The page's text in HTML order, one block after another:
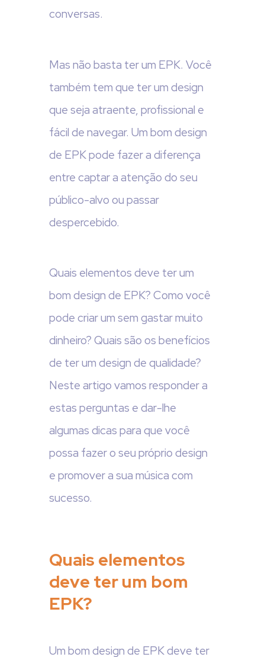
conversas.
Mas não basta ter um EPK. Você
também tem que ter um design
que seja atraente, profissional e
fácil de navegar. Um bom design
de EPK pode fazer a diferença
entre captar a atenção do seu
público-alvo ou passar
despercebido.
Quais elementos deve ter um
bom design de EPK? Como você
pode criar um sem gastar muito
dinheiro? Quais são os benefícios
de ter um design de qualidade?
Neste artigo vamos responder a
estas perguntas e dar-lhe
algumas dicas para que você
possa fazer o seu próprio design
e promover a sua música com
sucesso.
Quais elementos
deve ter um bom
EPK?
Um bom design de EPK deve ter